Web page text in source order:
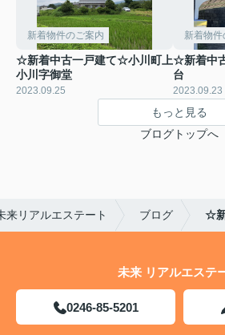
新着物件のご案内
☆新着中古一戸建て☆小川町上
小川字御堂
2023.09.25
新着物件
☆新着中
台
2023.09.23
もっと見る
ブログトップへ
来リアルエステート ブログ ☆
未来 リアルエステ
0246-85-5201